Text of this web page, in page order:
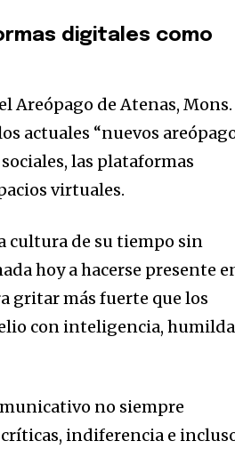
digitales como
Areópago de Atenas, Mons.
actuales “nuevos
las plataformas
virtuales.
cultura de su tiempo sin
hoy a hacerse presente
gritar más fuerte que los
con inteligencia,
no siempre
indiferencia e